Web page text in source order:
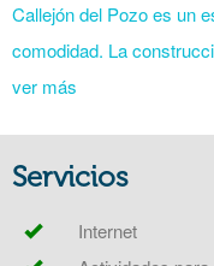
Callejón del Pozo es un
comodidad. La
ver más
Servicios
Internet